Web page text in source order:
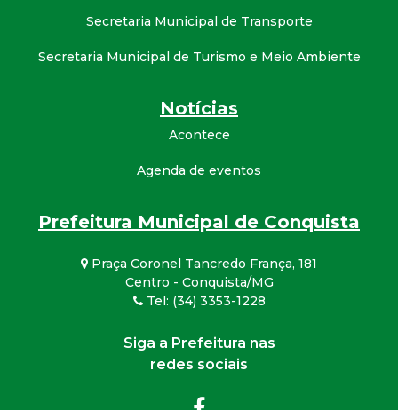
Secretaria Municipal de Transporte
Secretaria Municipal de Turismo e Meio Ambiente
Notícias
Acontece
Agenda de eventos
Prefeitura Municipal de Conquista
Praça Coronel Tancredo França, 181
Centro - Conquista/MG
Tel: (34) 3353-1228
Siga a Prefeitura nas
redes sociais